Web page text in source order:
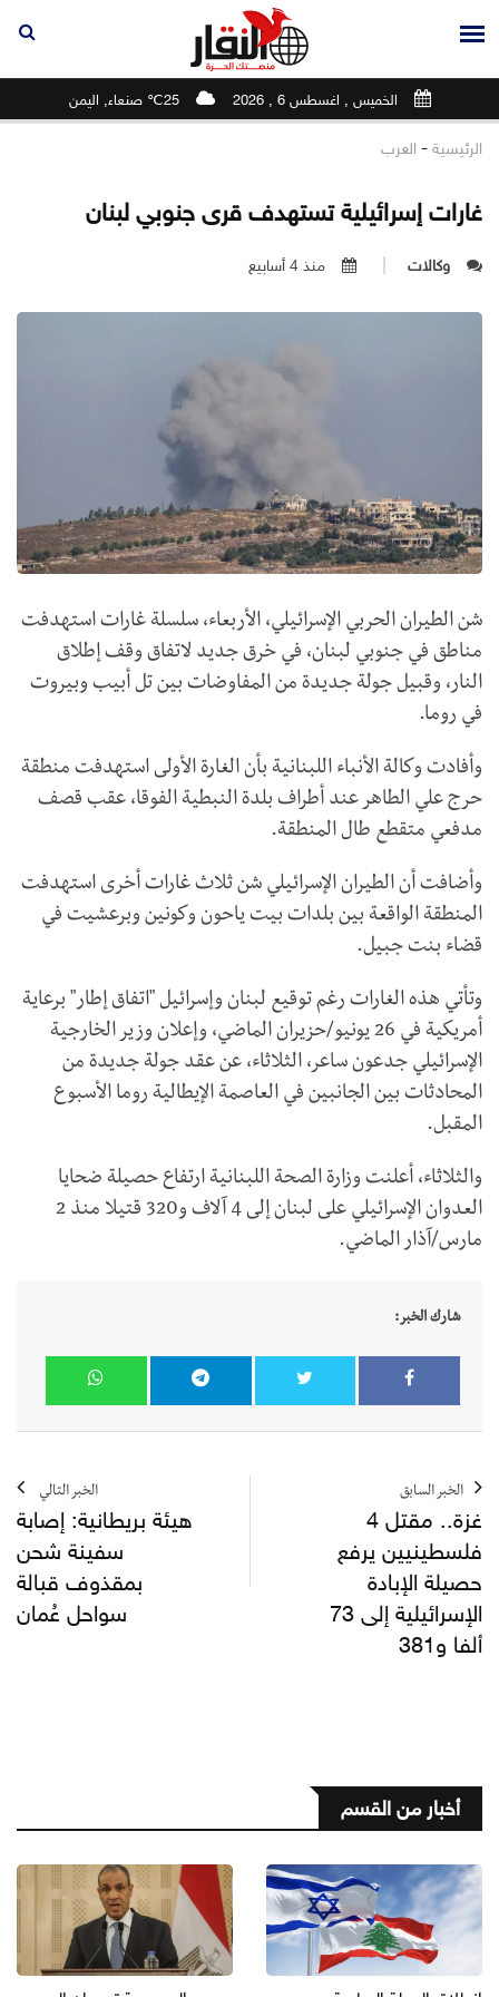
الخميس , اغسطس 6 , 2026 25℃ صنعاء, اليمن
الرئيسية - العرب
غارات إسرائيلية تستهدف قرى جنوبي لبنان
وكالات منذ 4 أسابيع
شن الطيران الحربي الإسرائيلي، الأربعاء، سلسلة غارات استهدفت
مناطق في جنوبي لبنان، في خرق جديد لاتفاق وقف إطلاق
النار، وقبيل جولة جديدة من المفاوضات بين تل أبيب وبيروت
في روما.
وأفادت وكالة الأنباء اللبنانية بأن الغارة الأولى استهدفت منطقة
حرج علي الطاهر عند أطراف بلدة النبطية الفوقا، عقب قصف
مدفعي متقطع طال المنطقة.
وأضافت أن الطيران الإسرائيلي شن ثلاث غارات أخرى استهدفت
المنطقة الواقعة بين بلدات بيت ياحون وكونين وبرعشيت في
قضاء بنت جبيل.
وتأتي هذه الغارات رغم توقيع لبنان وإسرائيل "اتفاق إطار" برعاية
أمريكية في 26 يونيو/حزيران الماضي، وإعلان وزير الخارجية
الإسرائيلي جدعون ساعر، الثلاثاء، عن عقد جولة جديدة من
المحادثات بين الجانبين في العاصمة الإيطالية روما الأسبوع
المقبل.
والثلاثاء، أعلنت وزارة الصحة اللبنانية ارتفاع حصيلة ضحايا
العدوان الإسرائيلي على لبنان إلى 4 آلاف و320 قتيلا منذ 2
مارس/آذار الماضي.
شارك الخبر:
الخبر السابق
غزة.. مقتل 4
فلسطينيين يرفع
حصيلة الإبادة
الإسرائيلية إلى 73
ألفا و381
الخبر التالي
هيئة بريطانية: إصابة
سفينة شحن
بمقذوف قبالة
سواحل عُمان
أخبار من القسم